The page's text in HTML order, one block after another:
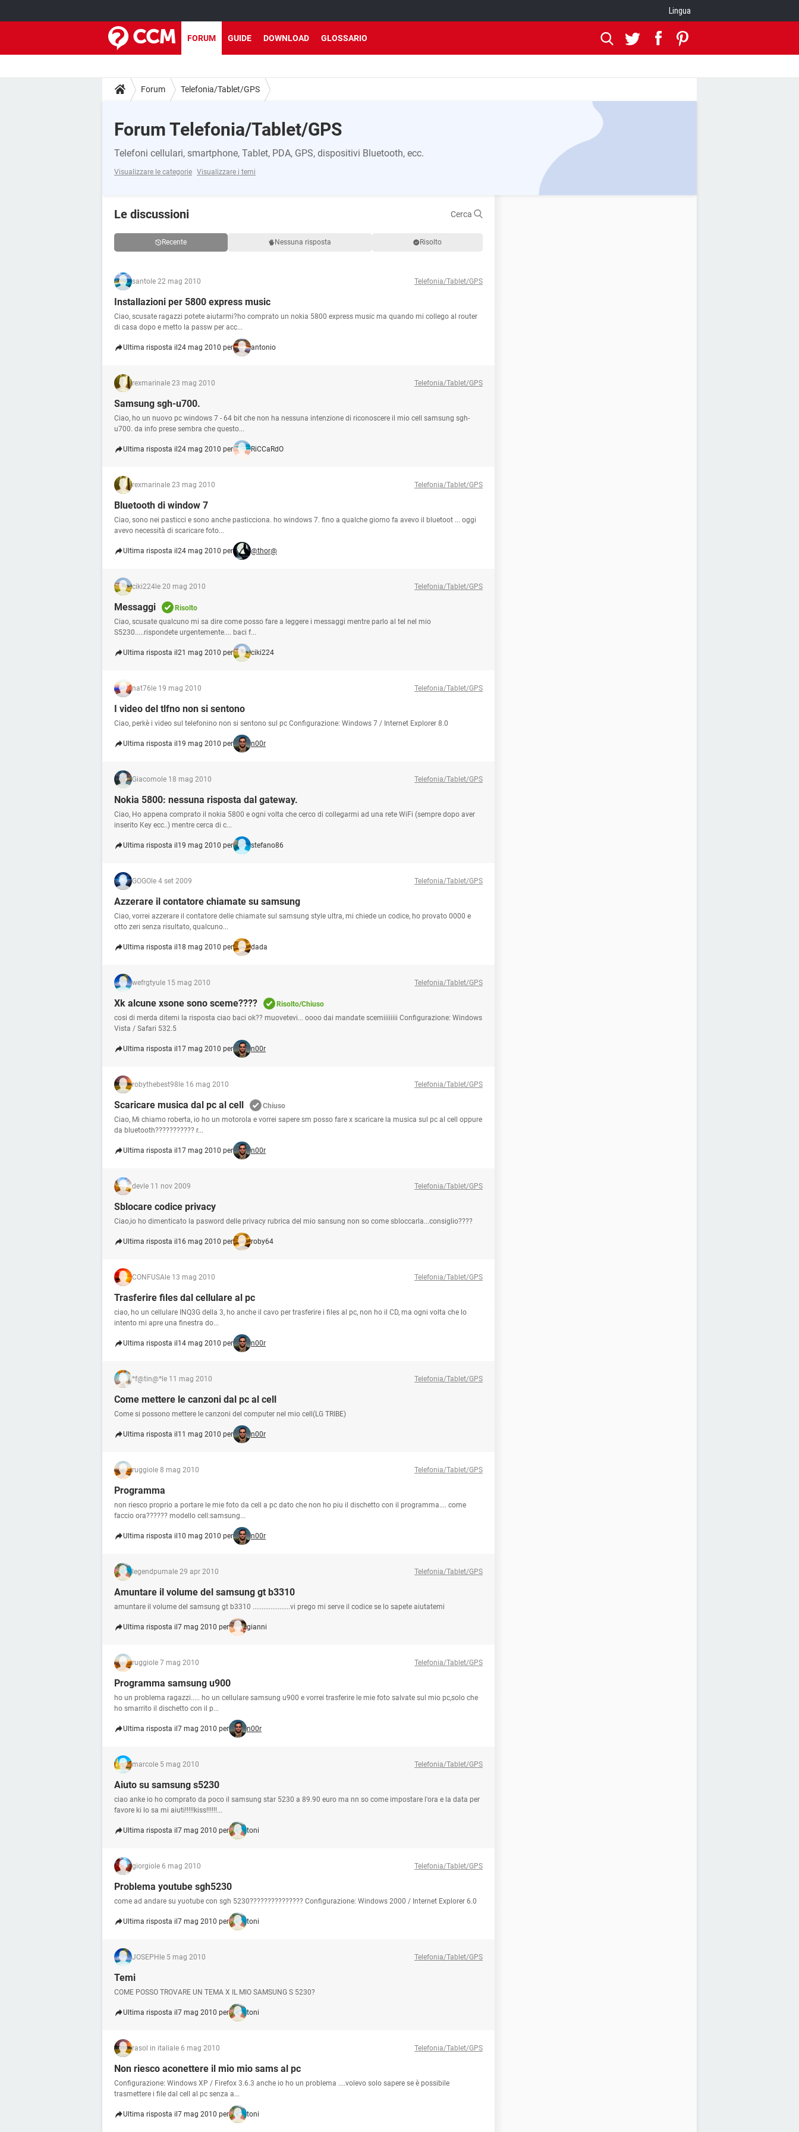
Lingua
FORUM GUIDE DOWNLOAD GLOSSARIO
Forum Telefonia/Tablet/GPS
Forum Telefonia/Tablet/GPS
Telefoni cellulari, smartphone, Tablet, PDA, GPS, dispositivi Bluetooth, ecc.
Visualizzare le categorie Visualizzare i temi
Le discussioni Cerca
Recente Nessuna risposta Risolto
santo le 22 mag 2010 Telefonia/Tablet/GPS
Installazioni per 5800 express music
Ciao, scusate ragazzi potete aiutarmi?ho comprato un nokia 5800 express music ma quando mi collego al router
di casa dopo e metto la passw per acc...
Ultima risposta il 24 mag 2010 per antonio
rexmarina le 23 mag 2010 Telefonia/Tablet/GPS
Samsung sgh-u700.
Ciao, ho un nuovo pc windows 7 - 64 bit che non ha nessuna intenzione di riconoscere il mio cell samsung sgh-
u700. da info prese sembra che questo...
Ultima risposta il 24 mag 2010 per RiCCaRdO
rexmarina le 23 mag 2010 Telefonia/Tablet/GPS
Bluetooth di window 7
Ciao, sono nei pasticci e sono anche pasticciona. ho windows 7. fino a qualche giorno fa avevo il bluetoot ... oggi
avevo necessità di scaricare foto...
Ultima risposta il 24 mag 2010 per @thor@
ciki224 le 20 mag 2010 Telefonia/Tablet/GPS
Messaggi
Risolto
Ciao, scusate qualcuno mi sa dire come posso fare a leggere i messaggi mentre parlo al tel nel mio
S5230.....rispondete urgentemente.... baci f...
Ultima risposta il 21 mag 2010 per ciki224
nat76 le 19 mag 2010 Telefonia/Tablet/GPS
I video del tlfno non si sentono
Ciao, perkè i video sul telefonino non si sentono sul pc Configurazione: Windows 7 / Internet Explorer 8.0
Ultima risposta il 19 mag 2010 per n00r
Giacomo le 18 mag 2010 Telefonia/Tablet/GPS
Nokia 5800: nessuna risposta dal gateway.
Ciao, Ho appena comprato il nokia 5800 e ogni volta che cerco di collegarmi ad una rete WiFi (sempre dopo aver
inserito Key ecc..) mentre cerca di c...
Ultima risposta il 19 mag 2010 per stefano86
GOGO le 4 set 2009 Telefonia/Tablet/GPS
Azzerare il contatore chiamate su samsung
Ciao, vorrei azzerare il contatore delle chiamate sul samsung style ultra, mi chiede un codice, ho provato 0000 e
otto zeri senza risultato, qualcuno...
Ultima risposta il 18 mag 2010 per dada
wefrgtyu le 15 mag 2010 Telefonia/Tablet/GPS
Xk alcune xsone sono sceme????
Risolto/Chiuso
cosi di merda ditemi la risposta ciao baci ok?? muovetevi... oooo dai mandate scemiiiiiiii Configurazione: Windows
Vista / Safari 532.5
Ultima risposta il 17 mag 2010 per n00r
robythebest98 le 16 mag 2010 Telefonia/Tablet/GPS
Scaricare musica dal pc al cell
Chiuso
Ciao, Mi chiamo roberta, io ho un motorola e vorrei sapere sm posso fare x scaricare la musica sul pc al cell oppure
da bluetooth??????????? r...
Ultima risposta il 17 mag 2010 per n00r
dev le 11 nov 2009 Telefonia/Tablet/GPS
Sblocare codice privacy
Ciao,io ho dimenticato la pasword delle privacy rubrica del mio sansung non so come sbloccarla...consiglio????
Ultima risposta il 16 mag 2010 per roby64
CONFUSA le 13 mag 2010 Telefonia/Tablet/GPS
Trasferire files dal cellulare al pc
ciao, ho un cellulare INQ3G della 3, ho anche il cavo per trasferire i files al pc, non ho il CD, ma ogni volta che lo
intento mi apre una finestra do...
Ultima risposta il 14 mag 2010 per n00r
*f@tin@* le 11 mag 2010 Telefonia/Tablet/GPS
Come mettere le canzoni dal pc al cell
Come si possono mettere le canzoni del computer nel mio cell(LG TRIBE)
Ultima risposta il 11 mag 2010 per n00r
ruggio le 8 mag 2010 Telefonia/Tablet/GPS
Programma
non riesco proprio a portare le mie foto da cell a pc dato che non ho piu il dischetto con il programma.... come
faccio ora?????? modello cell:samsung...
Ultima risposta il 10 mag 2010 per n00r
legendpuma le 29 apr 2010 Telefonia/Tablet/GPS
Amuntare il volume del samsung gt b3310
amuntare il volume del samsung gt b3310 .....................vi prego mi serve il codice se lo sapete aiutatemi
Ultima risposta il 7 mag 2010 per gianni
ruggio le 7 mag 2010 Telefonia/Tablet/GPS
Programma samsung u900
ho un problema ragazzi..... ho un cellulare samsung u900 e vorrei trasferire le mie foto salvate sul mio pc,solo che
ho smarrito il dischetto con il p...
Ultima risposta il 7 mag 2010 per n00r
marco le 5 mag 2010 Telefonia/Tablet/GPS
Aiuto su samsung s5230
ciao anke io ho comprato da poco il samsung star 5230 a 89.90 euro ma nn so come impostare l'ora e la data per
favore ki lo sa mi aiuti!!!!!kiss!!!!!!...
Ultima risposta il 7 mag 2010 per toni
giorgio le 6 mag 2010 Telefonia/Tablet/GPS
Problema youtube sgh5230
come ad andare su yuotube con sgh 5230??????????????? Configurazione: Windows 2000 / Internet Explorer 6.0
Ultima risposta il 7 mag 2010 per toni
JOSEPH le 5 mag 2010 Telefonia/Tablet/GPS
Temi
COME POSSO TROVARE UN TEMA X IL MIO SAMSUNG S 5230?
Ultima risposta il 7 mag 2010 per toni
rasol in italia le 6 mag 2010 Telefonia/Tablet/GPS
Non riesco aconettere il mio mio sams al pc
Configurazione: Windows XP / Firefox 3.6.3 anche io ho un problema ....volevo solo sapere se è possibile
trasmettere i file dal cell al pc senza a...
Ultima risposta il 7 mag 2010 per toni